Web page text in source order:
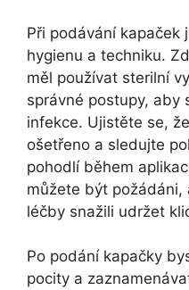
Při podávání
hygienu a techniku.
měl používat sterilní
správné postupy, aby
infekce. Ujistěte se,
ošetřeno a sledujte
pohodlí během
můžete být
léčby snažili udržet
Po podání kapačky
pocity a